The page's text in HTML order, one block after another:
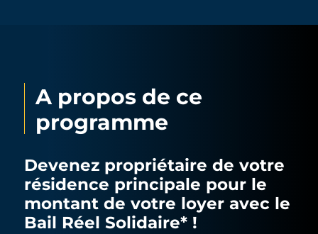
A propos de ce
programme
Devenez propriétaire de votre
résidence principale pour le
montant de votre loyer avec le
Bail Réel Solidaire* !